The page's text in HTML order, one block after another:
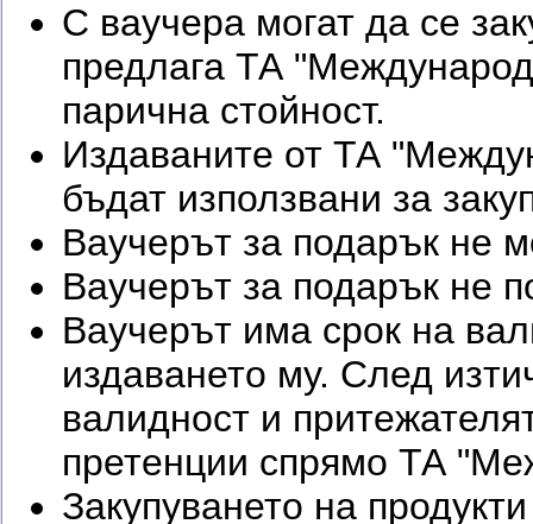
С ваучера могат да се
предлага ТА
парична стойност.
Издаваните от ТА
бъдат използвани за
Ваучерът за подарък не
Ваучерът за подарък не
Ваучерът има срок на
издаването му. След
валидност и
претенции спрямо ТА
Закупуването на